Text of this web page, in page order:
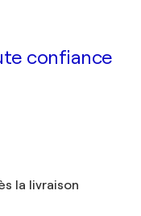
confiance
la livraison